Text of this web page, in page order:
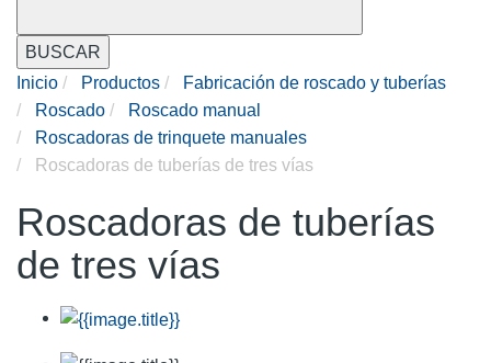
BUSCAR
Inicio
Productos
Fabricación de roscado y tuberías
Roscado
Roscado manual
Roscadoras de trinquete manuales
Roscadoras de tuberías de tres vías
Roscadoras de tuberías
de tres vías